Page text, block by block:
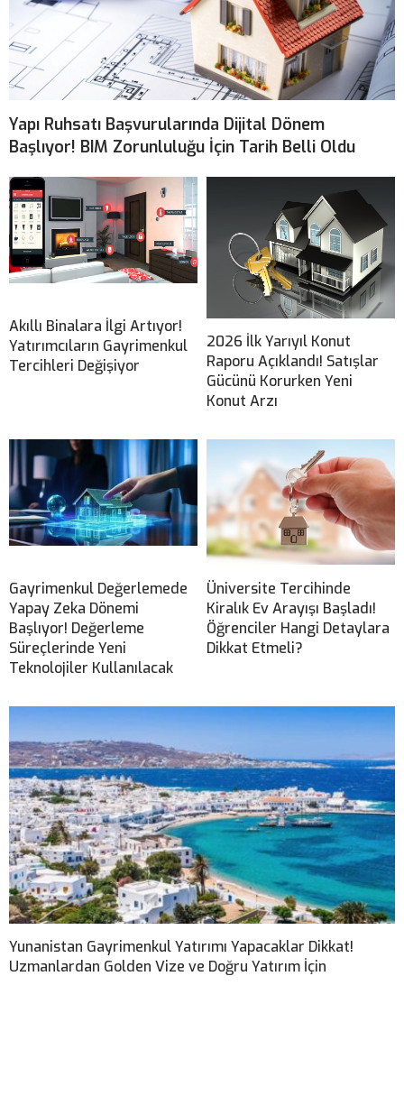
Yapı Ruhsatı Başvurularında Dijital Dönem
Başlıyor! BIM Zorunluluğu İçin Tarih Belli Oldu
Akıllı Binalara İlgi Artıyor!
Yatırımcıların Gayrimenkul
Tercihleri Değişiyor
2026 İlk Yarıyıl Konut
Raporu Açıklandı! Satışlar
Gücünü Korurken Yeni
Konut Arzı
Gayrimenkul Değerlemede
Yapay Zeka Dönemi
Başlıyor! Değerleme
Süreçlerinde Yeni
Teknolojiler Kullanılacak
Üniversite Tercihinde
Kiralık Ev Arayışı Başladı!
Öğrenciler Hangi Detaylara
Dikkat Etmeli?
Yunanistan Gayrimenkul Yatırımı Yapacaklar Dikkat!
Uzmanlardan Golden Vize ve Doğru Yatırım İçin